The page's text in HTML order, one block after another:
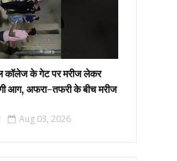
कॉलेज के गेट पर मरीज लेकर
आग, अफरा-तफरी के बीच मरीज
Aug 03, 2026